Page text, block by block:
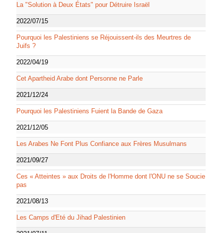
La "Solution à Deux États" pour Détruire Israël
2022/07/15
Pourquoi les Palestiniens se Réjouissent-ils des Meurtres de
Juifs ?
2022/04/19
Cet Apartheid Arabe dont Personne ne Parle
2021/12/24
Pourquoi les Palestiniens Fuient la Bande de Gaza
2021/12/05
Les Arabes Ne Font Plus Confiance aux Frères Musulmans
2021/09/27
Ces « Atteintes » aux Droits de l'Homme dont l'ONU ne se Soucie
pas
2021/08/13
Les Camps d'Eté du Jihad Palestinien